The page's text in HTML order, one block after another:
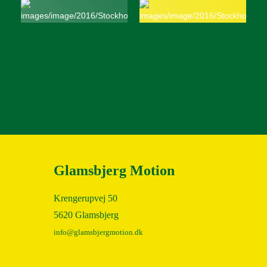
Glamsbjerg Motion
Krengerupvej 50
5620 Glamsbjerg
info@glamsbjergmotion.dk